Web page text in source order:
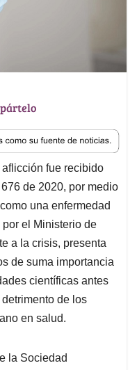
fue recibido
de 2020, por medio
una enfermedad
el Ministerio de
a la crisis, presenta
de suma importancia
científicas antes
de los
en salud.
la Sociedad